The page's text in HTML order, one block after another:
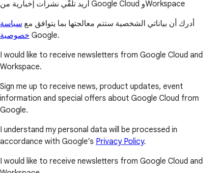
أريد تلقّي نشرات إخبارية من Google Cloud وWorkspace
أدرك أن بياناتي الشخصية ستتم معالجتها بما يتوافق مع سياسة
خصوصية Google.
I would like to receive newsletters from Google Cloud and
Workspace.
Sign me up to receive news, product updates, event
information and special offers about Google Cloud from
Google.
I understand my personal data will be processed in
accordance with Google’s Privacy Policy.
I would like to receive newsletters from Google Cloud and